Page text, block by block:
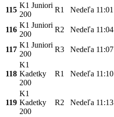
115
K1 Juniori
200
R1 Nedeľa 11:01
116
K1 Juniori
200
R2 Nedeľa 11:04
117
K1 Juniori
200
R3 Nedeľa 11:07
118
K1
Kadetky
200
R1 Nedeľa 11:10
119
K1
Kadetky
200
R2 Nedeľa 11:13